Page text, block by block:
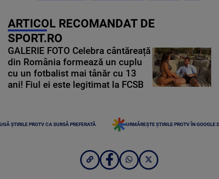
ARTICOL RECOMANDAT DE
SPORT.RO
GALERIE FOTO Celebra cântăreață
din România formează un cuplu
cu un fotbalist mai tânăr cu 13
ani! Fiul ei este legitimat la FCSB
ȘTIRILE PROTV CA SURSĂ PREFERATĂ URMĂREȘTE ȘTIRILE PROTV ÎN GOOGLE